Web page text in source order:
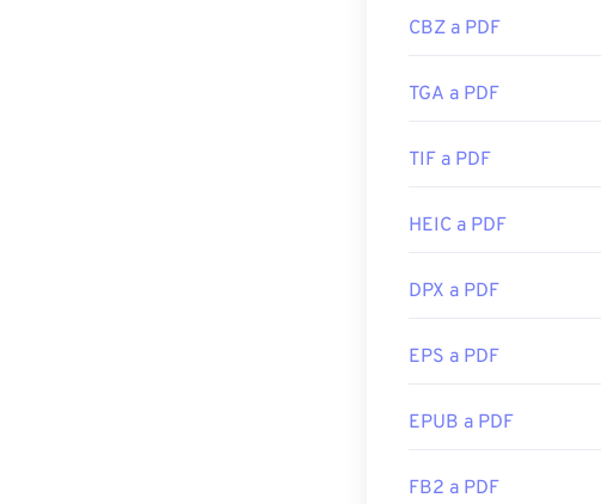
CBZ a PDF
TGA a PDF
TIF a PDF
HEIC a PDF
DPX a PDF
EPS a PDF
EPUB a PDF
FB2 a PDF